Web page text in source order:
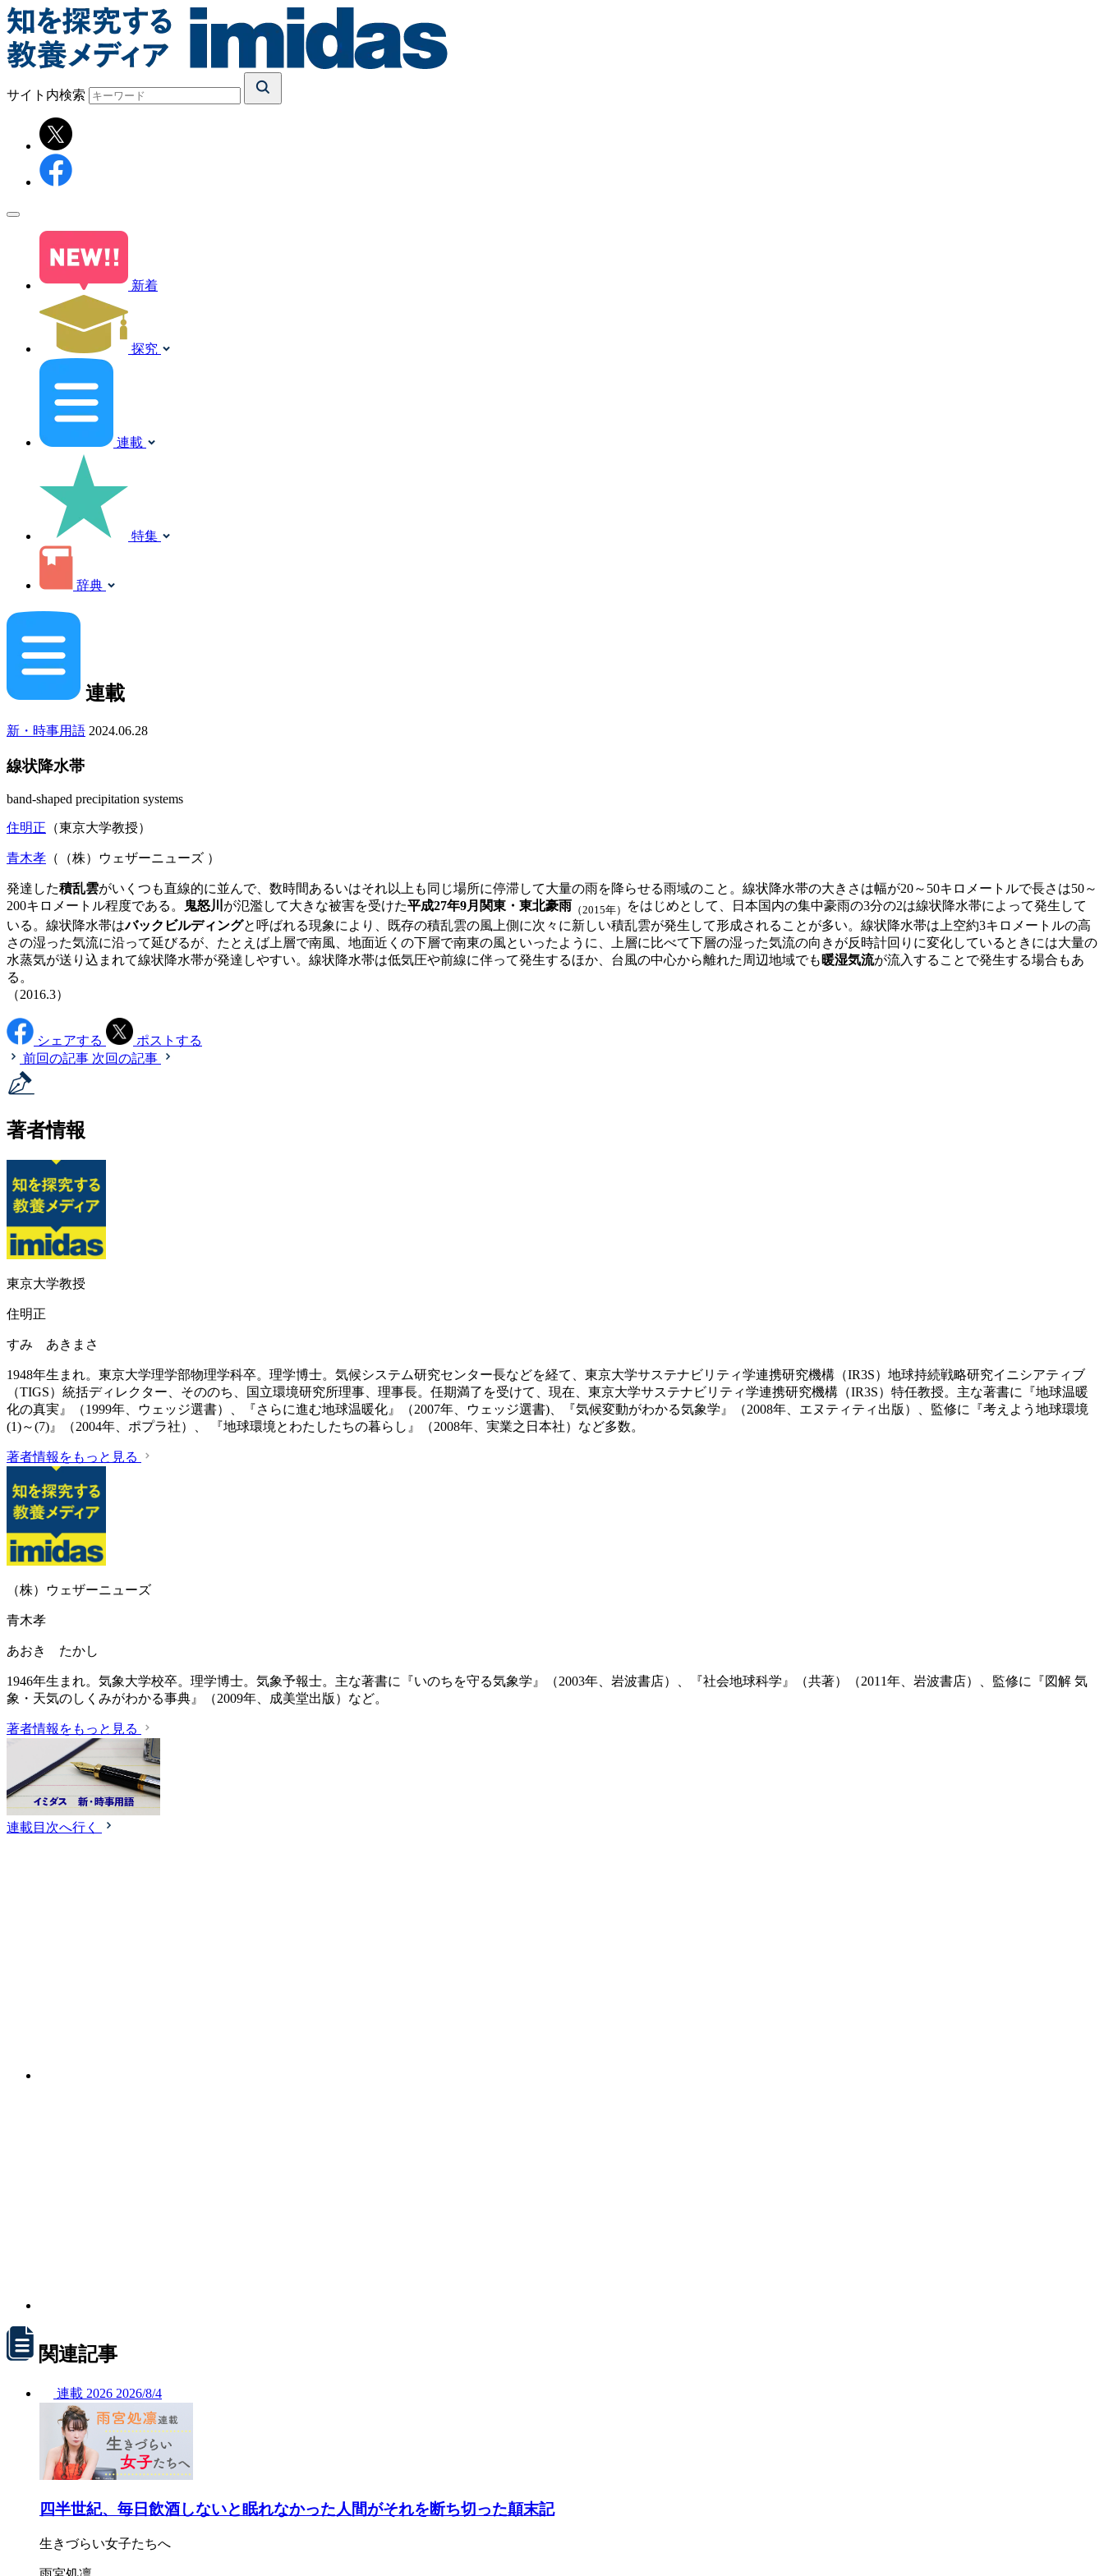
サイト内検索
新着
探究
連載
特集
辞典
連載
新・時事用語 2024.06.28
線状降水帯
band-shaped precipitation systems
住明正 （東京大学教授）
青木孝 （（株）ウェザーニューズ ）
発達した積乱雲がいくつも直線的に並んで、数時間あるいはそれ以上も同じ場所に停滞して大量の雨を降らせる雨域のこと。線状降水帯の大きさは幅が20～50キロメートルで長さは50～
200キロメートル程度である。
鬼怒川 が氾濫して大きな被害を受けた平成27年9月関東・東北豪雨 （2015年）
をはじめとして、日本国内の集中豪雨の3分の2は線状降水帯によって発生して
いる。線状降水帯はバックビルディングと呼ばれる現象により、既存の積乱雲の風上側に次々に新しい積乱雲が発生して形成されることが多い。線状降水帯は上空約3キロメートルの高
さの湿った気流に沿って延びるが、たとえば上層で南風、地面近くの下層で南東の風といったように、上層に比べて下層の湿った気流の向きが反時計回りに変化しているときには大量の
水蒸気が送り込まれて線状降水帯が発達しやすい。線状降水帯は低気圧や前線に伴って発生するほか、台風の中心から離れた周辺地域でも暖湿気流が流入することで発生する場合もあ
る。
（2016.3）
シェアする
ポストする
前回の記事 次回の記事
著者情報
東京大学教授
住明正
すみ あきまさ
1948年生まれ。東京大学理学部物理学科卒。理学博士。気候システム研究センター長などを経て、東京大学サステナビリティ学連携研究機構（IR3S）地球持続戦略研究イニシアティブ
（TIGS）統括ディレクター、そののち、国立環境研究所理事、理事長。任期満了を受けて、現在、東京大学サステナビリティ学連携研究機構（IR3S）特任教授。主な著書に『地球温暖
化の真実』（1999年、ウェッジ選書）、『さらに進む地球温暖化』（2007年、ウェッジ選書)、『気候変動がわかる気象学』（2008年、エヌティティ出版）、監修に『考えよう地球環境
(1)～(7)』（2004年、ポプラ社）、 『地球環境とわたしたちの暮らし』（2008年、実業之日本社）など多数。
著者情報をもっと見る
（株）ウェザーニューズ
青木孝
あおき たかし
1946年生まれ。気象大学校卒。理学博士。気象予報士。主な著書に『いのちを守る気象学』（2003年、岩波書店）、『社会地球科学』（共著）（2011年、岩波書店）、監修に『図解 気
象・天気のしくみがわかる事典』（2009年、成美堂出版）など。
著者情報をもっと見る
連載目次へ行く
関連記事
連載 2026 2026/8/4
四半世紀、毎日飲酒しないと眠れなかった人間がそれを断ち切った顛末記
生きづらい女子たちへ